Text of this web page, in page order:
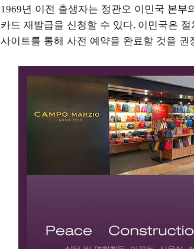
1969년 이전 출생자는 정관오 이민국 본
카드 재발급을 신청할 수 있다. 이민국은
사이트를 통해 사전 예약을 완료할 것을 권